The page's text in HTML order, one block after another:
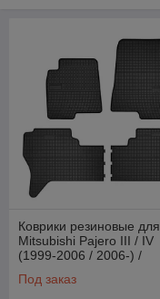
Коврики резиновые для
Mitsubishi Pajero III / IV
(1999-2006 / 2006-) /
(Frogum)
Под заказ